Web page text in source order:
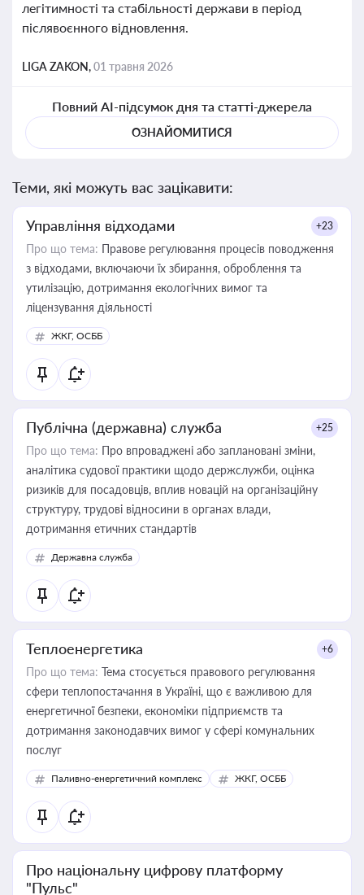
легітимності та стабільності держави в період
післявоєнного відновлення.
LIGA ZAKON,01 травня 2026
Повний AI-підсумок дня та статті-джерела
ОЗНАЙОМИТИСЯ
Теми, які можуть вас зацікавити:
Управління відходами +23
Про що тема: Правове регулювання процесів поводження
з відходами, включаючи їх збирання, оброблення та
утилізацію, дотримання екологічних вимог та
ліцензування діяльності
ЖКГ, ОСББ
Публічна (державна) служба +25
Про що тема: Про впроваджені або заплановані зміни,
аналітика судової практики щодо держслужби, оцінка
ризиків для посадовців, вплив новацій на організаційну
структуру, трудові відносини в органах влади,
дотримання етичних стандартів
Державна служба
Теплоенергетика +6
Про що тема: Тема стосується правового регулювання
сфери теплопостачання в Україні, що є важливою для
енергетичної безпеки, економіки підприємств та
дотримання законодавчих вимог у сфері комунальних
послуг
Паливно-енергетичний комплекс ЖКГ, ОСББ
Про національну цифрову платформу
"Пульс"